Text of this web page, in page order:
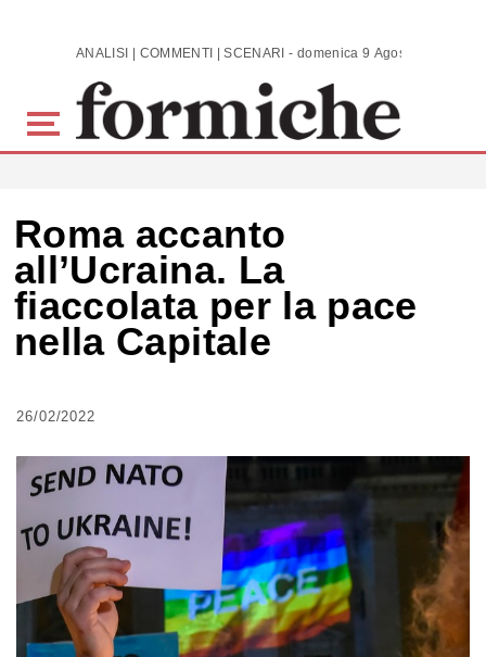
Skip to main content ANALISI | COMMENTI | SCENARI - domenica 9 Agosto 2026
Roma accanto
all’Ucraina. La
fiaccolata per la pace
nella Capitale
26/02/2022